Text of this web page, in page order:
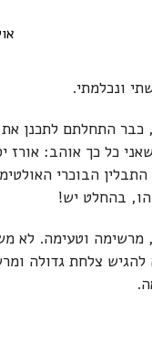
ונכלמתי.
התחלתם לתכנן את
כל כך אוהב: אורז
הבוכרי
הו, בהחלט יש!
מרשימה וטעימה. לא
צלחת גדולה